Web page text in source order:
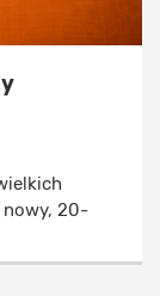
nowy, 20-